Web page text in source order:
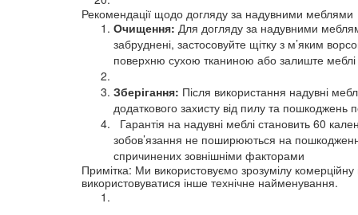
Рекомендації щодо догляду за надувними
Очищення: Для догляду за надувними
забруднені, застосовуйте щітку з м’яким
поверхню сухою тканиною або залиште меблі
Зберігання: Після використання надувні
додаткового захисту від пилу та пошкоджень
зобов’язання не поширюються на
спричинених зовнішніми факторами
Примітка: Ми використовуємо зрозумілу
використовуватися інше технічне найменування.